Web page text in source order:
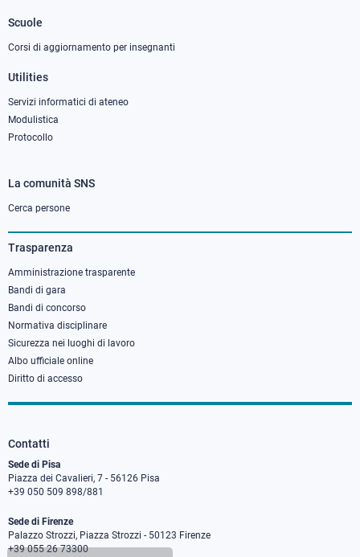
Scuole
Corsi di aggiornamento per insegnanti
Utilities
Servizi informatici di ateneo
Modulistica
Protocollo
Footer
column
3
La comunità SNS
Cerca persone
Trasparenza
Amministrazione trasparente
Bandi di gara
Bandi di concorso
Normativa disciplinare
Sicurezza nei luoghi di lavoro
Albo ufficiale online
Diritto di accesso
Contatti
Sede di Pisa
Piazza dei Cavalieri, 7 - 56126 Pisa
+39 050 509 898/881
Sede di Firenze
Palazzo Strozzi, Piazza Strozzi - 50123 Firenze
+39 055 26 73300